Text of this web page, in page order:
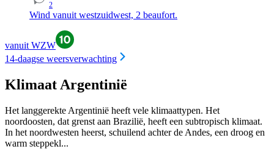
2
Wind vanuit westzuidwest, 2 beaufort.
vanuit WZW
14-daagse weersverwachting
Klimaat Argentinië
Het langgerekte Argentinië heeft vele klimaattypen. Het
noordoosten, dat grenst aan Brazilië, heeft een subtropisch klimaat.
In het noordwesten heerst, schuilend achter de Andes, een droog en
warm steppekl...